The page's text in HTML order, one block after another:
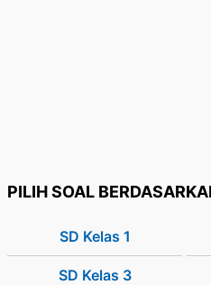
PILIH SOAL
SD Kelas 1
SD Kelas 3